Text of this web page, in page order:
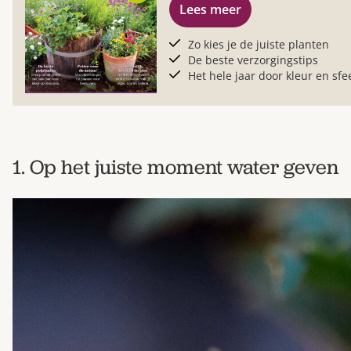
Zo kies je de juiste planten
De beste verzorgingstips
Het hele jaar door kleur en
Lees meer
1. Op het juiste moment water geven